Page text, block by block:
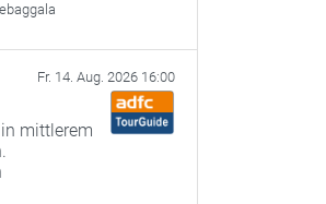
Fr. 14. Aug. 2026 16:00
mittlerem